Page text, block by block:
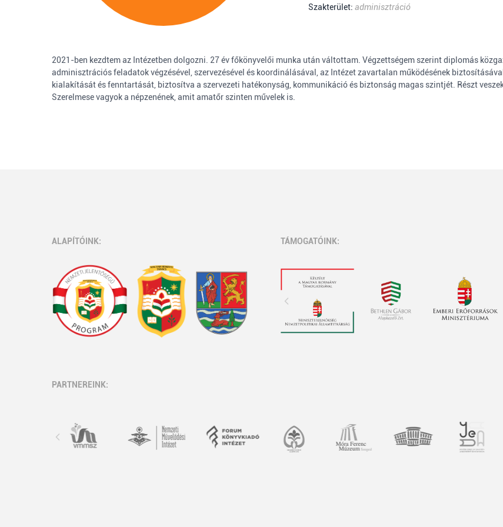
Szakterület: adminisztráció
2021-ben kezdtem az Intézetben dolgozni. 27 év főkönyvelői munka után váltottam. Végzettségem szerint diplomás
adminisztrációs feladatok végzésével, szervezésével és koordinálásával, az Intézet zavartalan működésének
kialakítását és fenntartását, biztosítva a szervezeti hatékonyság, kommunikáció és biztonság magas szintjét. Részt
Szerelmese vagyok a népzenének, amit amatőr szinten művelek is.
ALAPÍTÓINK: TÁMOGATÓINK:
PARTNEREINK: